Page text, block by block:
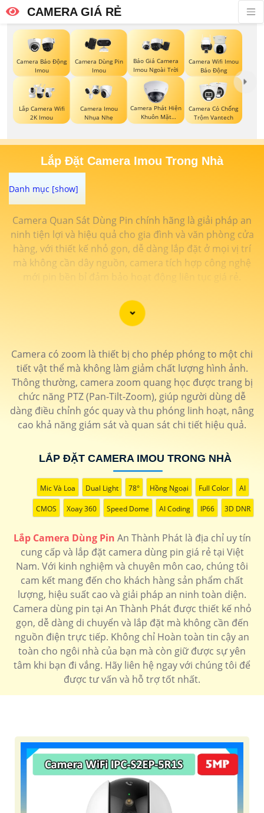
CAMERA GIÁ RẺ
Camera Báo Động
Imou
Camera Dùng Pin
Imou
Báo Giá Camera
Imou Ngoài Trời
Camera Wifi Imou
Báo Động
Lắp Camera Wifi
2K Imou
Camera Imou
Nhụa Nhẹ
Camera Phát Hiện
Khuôn Mặt
Kbvision
Camera Có Chống
Trộm Vantech
Lắp Đặt Camera Imou Trong Nhà
Camera Quan Sát Dùng Pin chính hãng là giải pháp an
ninh tiện lợi và hiệu quả cho gia đình và văn phòng cửa
hàng, với thiết kế nhỏ gọn, dễ dàng lắp đặt ở mọi vị trí
mà không cần dây nguồn, camera tích hợp công nghệ
mới pin bền bỉ đảm bảo hoạt động liên tục giá rẻ.
'
Camera có zoom là thiết bị cho phép phóng to một chi
tiết vật thể mà không làm giảm chất lượng hình ảnh.
Thông thường, camera zoom quang học được trang bị
chức năng PTZ (Pan-Tilt-Zoom), giúp người dùng dễ
dàng điều chỉnh góc quay và thu phóng linh hoạt, nâng
cao khả năng giám sát và quan sát chi tiết hiệu quả.
LẮP ĐẶT CAMERA IMOU TRONG NHÀ
Mic Và Loa Dual Light 78° Hồng Ngoại Full Color AI
CMOS Xoay 360 Speed Dome AI Coding IP66 3D DNR
Lắp Camera Dùng Pin An Thành Phát là địa chỉ uy tín
cung cấp và lắp đặt camera dùng pin giá rẻ tại Việt
Nam. Với kinh nghiệm và chuyên môn cao, chúng tôi
cam kết mang đến cho khách hàng sản phẩm chất
lượng, hiệu suất cao và giải pháp an ninh toàn diện.
Camera dùng pin tại An Thành Phát được thiết kế nhỏ
gọn, dễ dàng di chuyển và lắp đặt mà không cần đến
nguồn điện trực tiếp. Không chỉ Hoàn toàn tin cậy an
toàn cho ngôi nhà của bạn mà còn giữ được sự yên
tâm khi bạn đi vắng. Hãy liên hệ ngay với chúng tôi để
được tư vấn và hỗ trợ tốt nhất.